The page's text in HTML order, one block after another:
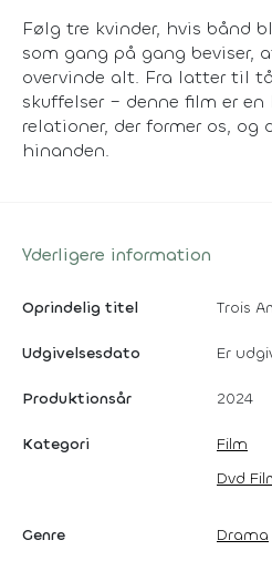
Følg tre kvinder, hvis bånd
som gang på gang beviser,
overvinde alt. Fra latter til
skuffelser – denne film er
relationer, der former os, og
hinanden.
Yderligere information
Oprindelig titel Trois
Udgivelsesdato Er
Produktionsår 2024
Kategori
Film
Dvd
Genre Drama